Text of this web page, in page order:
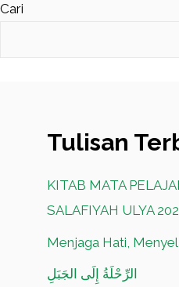
Cari
Tulisan
KITAB MATA
SALAFIYAH ULYA
Menjaga Hati,
الرِّحْلَةُ إِلَى الجَبَلِ